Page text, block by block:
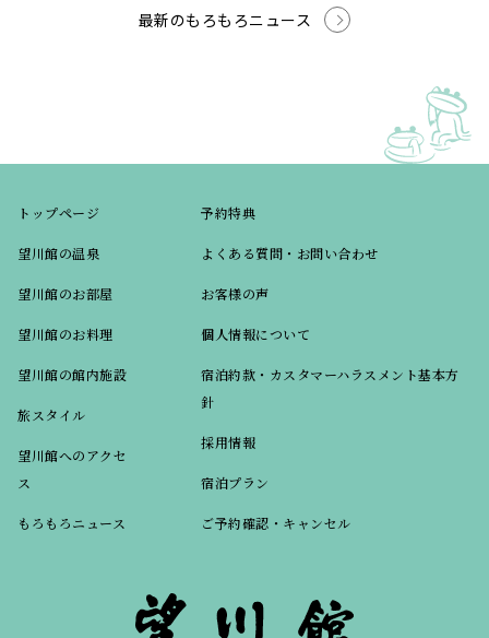
最新のもろもろニュース
トップページ
望川館の温泉
望川館のお部屋
望川館のお料理
望川館の館内施設
旅スタイル
望川館へのアクセ
ス
もろもろニュース
予約特典
よくある質問・お問い合わせ
お客様の声
個人情報について
宿泊約款・カスタマーハラスメント基本方
針
採用情報
宿泊プラン
ご予約確認・キャンセル